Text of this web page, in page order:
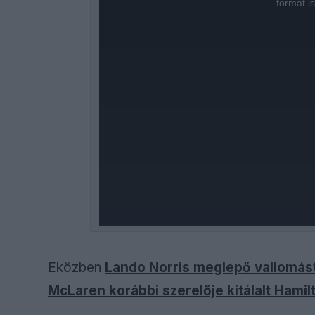
format
Eközben Lando Norris meglepő
McLaren korábbi szerelője kitálalt